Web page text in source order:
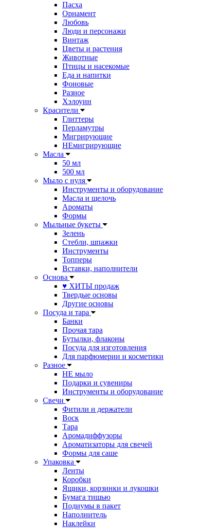
Пасха
Орнамент
Любовь
Люди и персонажи
Винтаж
Цветы и растения
Животные
Птицы и насекомые
Еда и напитки
Фоновые
Разное
Хэлоуин
Красители
Глиттеры
Перламутры
Мигрирующие
НЕмигрирующие
Масла
50 мл
500 мл
Мыло с нуля
Инструменты и оборудование
Масла и щелочь
Ароматы
Формы
Мыльные букеты
Зелень
Стебли, шпажки
Инструменты
Топперы
Вставки, наполнители
Основа
♥ ХИТЫ продаж
Твердые основы
Другие основы
Посуда и тара
Банки
Прочая тара
Бутылки, флаконы
Посуда для изготовления
Для парфюмерии и косметики
Разное
НЕ мыло
Подарки и сувениры
Инструменты и оборудование
Свечи
Фитили и держатели
Воск
Тара
Аромадиффузоры
Ароматизаторы для свечей
Формы для саше
Упаковка
Ленты
Коробки
Ящики, корзинки и лукошки
Бумага тишью
Подиумы в пакет
Наполнитель
Наклейки